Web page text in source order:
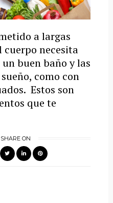
a largas
cuerpo necesita
buen baño y las
como con
Estos son
que te
SHARE ON